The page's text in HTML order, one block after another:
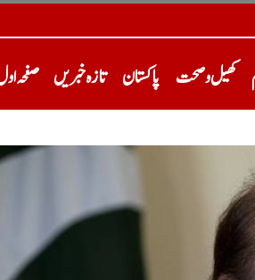
صفحہ تازہ خبریں پاکستان کھیل و صحت